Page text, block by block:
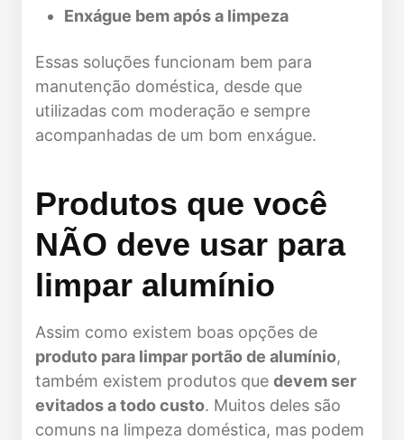
Enxágue bem após a limpeza
Essas soluções funcionam bem para
manutenção doméstica, desde que
utilizadas com moderação e sempre
acompanhadas de um bom enxágue.
Produtos que você
NÃO deve usar para
limpar alumínio
Assim como existem boas opções de
produto para limpar portão de alumínio,
também existem produtos quedevem ser
evitados a todo custo. Muitos deles são
comuns na limpeza doméstica, mas podem